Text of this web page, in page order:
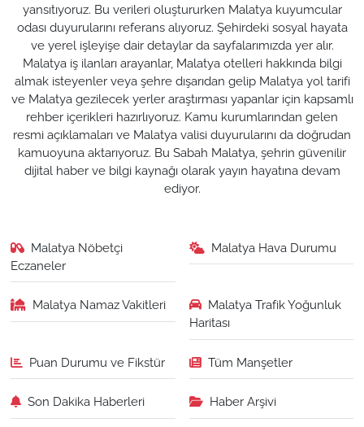
yansıtıyoruz. Bu verileri oluştururken Malatya kuyumcular
odası duyurularını referans alıyoruz. Şehirdeki sosyal hayata
ve yerel işleyişe dair detaylar da sayfalarımızda yer alır.
Malatya iş ilanları arayanlar, Malatya otelleri hakkında bilgi
almak isteyenler veya şehre dışarıdan gelip Malatya yol tarifi
ve Malatya gezilecek yerler araştırması yapanlar için kapsamlı
rehber içerikleri hazırlıyoruz. Kamu kurumlarından gelen
resmi açıklamaları ve Malatya valisi duyurularını da doğrudan
kamuoyuna aktarıyoruz. Bu Sabah Malatya, şehrin güvenilir
dijital haber ve bilgi kaynağı olarak yayın hayatına devam
ediyor.
Malatya Nöbetçi
Eczaneler
Malatya Hava Durumu
Malatya Namaz Vakitleri
Malatya Trafik Yoğunluk
Haritası
Puan Durumu ve Fikstür Tüm Manşetler
Son Dakika Haberleri Haber Arşivi